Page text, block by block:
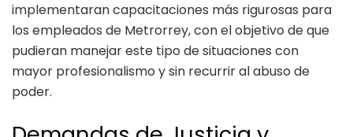
implementaran capacitaciones más rigurosas para
los empleados de Metrorrey, con el objetivo de que
pudieran manejar este tipo de situaciones con
mayor profesionalismo y sin recurrir al abuso de
poder.